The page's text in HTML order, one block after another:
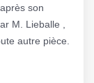
son
M. Lieballe ,
autre pièce.